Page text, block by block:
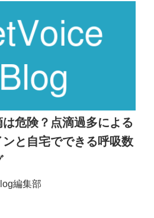
危険？点滴過多による
と自宅でできる呼吸数
編集部